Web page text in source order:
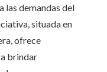
las demandas del
situada en
ofrece
brindar